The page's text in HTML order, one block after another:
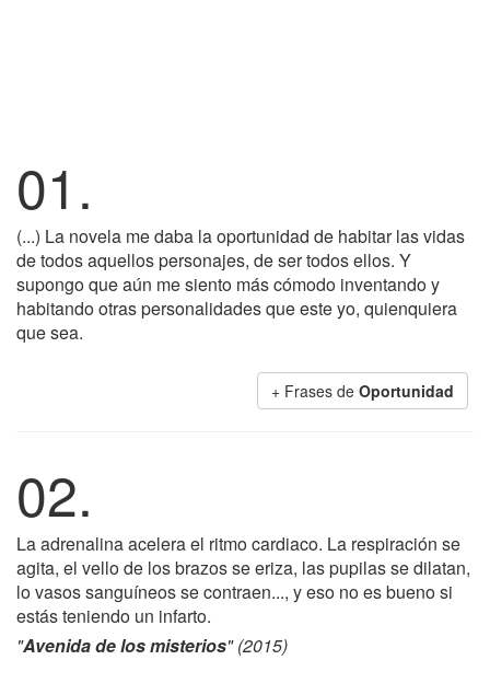
01.
(...) La novela me daba la oportunidad de habitar las vidas
de todos aquellos personajes, de ser todos ellos. Y
supongo que aún me siento más cómodo inventando y
habitando otras personalidades que este yo, quienquiera
que sea.
+ Frases de Oportunidad
02.
La adrenalina acelera el ritmo cardiaco. La respiración se
agita, el vello de los brazos se eriza, las pupilas se dilatan,
lo vasos sanguíneos se contraen..., y eso no es bueno si
estás teniendo un infarto.
"Avenida de los misterios" (2015)